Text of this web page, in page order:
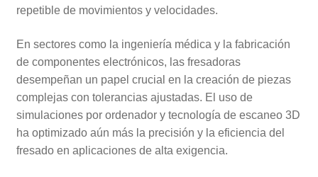
repetible de movimientos y velocidades.
En sectores como la ingeniería médica y la fabricación
de componentes electrónicos, las fresadoras
desempeñan un papel crucial en la creación de piezas
complejas con tolerancias ajustadas. El uso de
simulaciones por ordenador y tecnología de escaneo 3D
ha optimizado aún más la precisión y la eficiencia del
fresado en aplicaciones de alta exigencia.